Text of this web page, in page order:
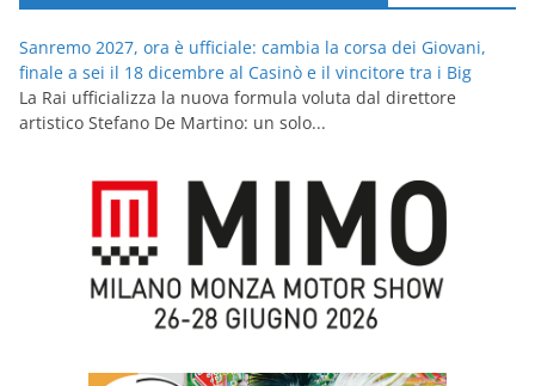
Sanremo 2027, ora è ufficiale: cambia la corsa dei Giovani,
finale a sei il 18 dicembre al Casinò e il vincitore tra i Big
La Rai ufficializza la nuova formula voluta dal direttore
artistico Stefano De Martino: un solo...